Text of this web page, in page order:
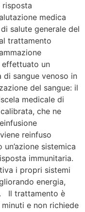
risposta
medica
salute generale del
trattamento
effettuato un
sangue venoso in
del sangue: il
medicale di
che ne
reinfuso
sistemica
immunitaria.
i propri sistemi
energia,
Il trattamento è
e non richiede